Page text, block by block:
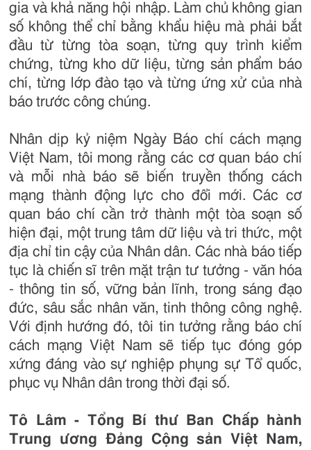
gia và khả năng hội nhập. Làm chủ không gian
số không thể chỉ bằng khẩu hiệu mà phải bắt
đầu từ từng tòa soạn, từng quy trình kiểm
chứng, từng kho dữ liệu, từng sản phẩm báo
chí, từng lớp đào tạo và từng ứng xử của nhà
báo trước công chúng.
Nhân dịp kỷ niệm Ngày Báo chí cách mạng
Việt Nam, tôi mong rằng các cơ quan báo chí
và mỗi nhà báo sẽ biến truyền thống cách
mạng thành động lực cho đổi mới. Các cơ
quan báo chí cần trở thành một tòa soạn số
hiện đại, một trung tâm dữ liệu và tri thức, một
địa chỉ tin cậy của Nhân dân. Các nhà báo tiếp
tục là chiến sĩ trên mặt trận tư tưởng - văn hóa
- thông tin số, vững bản lĩnh, trong sáng đạo
đức, sâu sắc nhân văn, tinh thông công nghệ.
Với định hướng đó, tôi tin tưởng rằng báo chí
cách mạng Việt Nam sẽ tiếp tục đóng góp
xứng đáng vào sự nghiệp phụng sự Tổ quốc,
phục vụ Nhân dân trong thời đại số.
Tô Lâm - Tổng Bí thư Ban Chấp hành
Trung ương Đảng Cộng sản Việt Nam,